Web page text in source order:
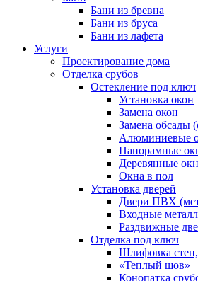
Бани из бревна
Бани из бруса
Бани из лафета
Услуги
Проектирование дома
Отделка срубов
Остекление под ключ
Установка окон
Замена окон
Замена обсады
Алюминиевые
Панорамные
Деревянные
Окна в пол
Установка дверей
Двери ПВХ
Входные
Раздвижные
Отделка под ключ
Шлифовка
«Теплый шов»
Конопатка